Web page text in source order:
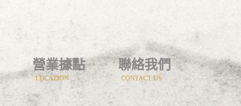
營業據點
LOCATION
聯絡我們
CONTACT US